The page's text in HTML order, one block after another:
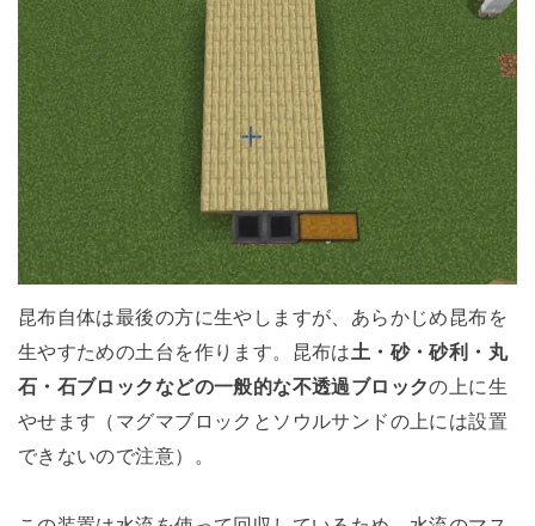
昆布自体は最後の方に生やしますが、あらかじめ昆布を
生やすための土台を作ります。昆布は土・砂・砂利・丸
石・石ブロックなどの一般的な不透過ブロックの上に生
やせます（マグマブロックとソウルサンドの上には設置
できないので注意）。